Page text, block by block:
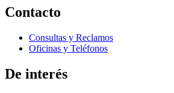
Contacto
Consultas y Reclamos
Oficinas y Teléfonos
De interés